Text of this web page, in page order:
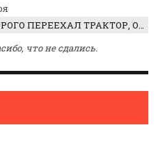
СЕРДЦЕ ПАЦИЕНТА, КОТОРОГО ПЕРЕЕХАЛ ТРАКТОР, ОБНАРУЖИЛИ… В ЖИВОТЕ
что не сдались.